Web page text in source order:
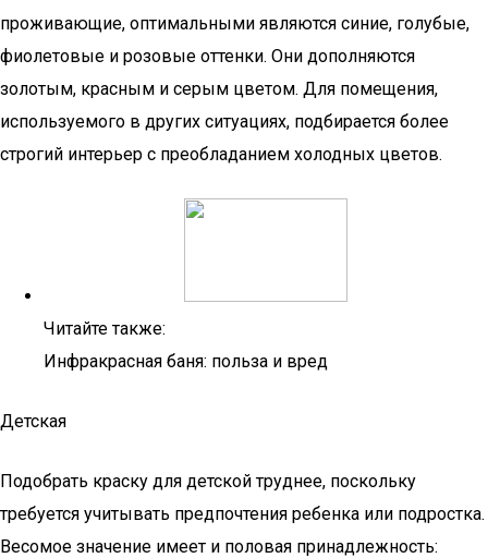
проживающие, оптимальными являются синие, голубые,
фиолетовые и розовые оттенки. Они дополняются
золотым, красным и серым цветом. Для помещения,
используемого в других ситуациях, подбирается более
строгий интерьер с преобладанием холодных цветов.
Читайте также:
Инфракрасная баня: польза и вред
Детская
Подобрать краску для детской труднее, поскольку
требуется учитывать предпочтения ребенка или подростка.
Весомое значение имеет и половая принадлежность: